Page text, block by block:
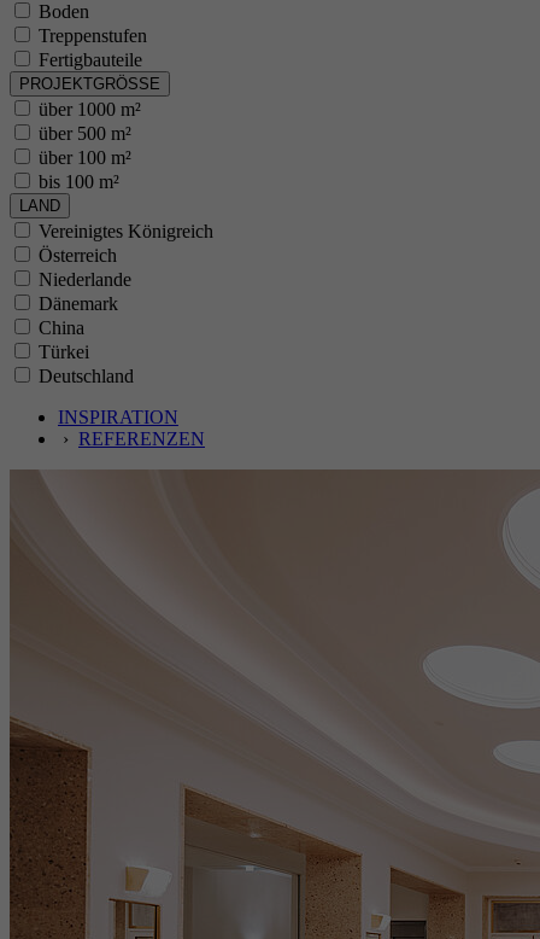
Boden
Treppenstufen
Fertigbauteile
PROJEKTGRÖSSE
über 1000 m²
über 500 m²
über 100 m²
bis 100 m²
LAND
Vereinigtes Königreich
Österreich
Niederlande
Dänemark
China
Türkei
Deutschland
INSPIRATION
› REFERENZEN